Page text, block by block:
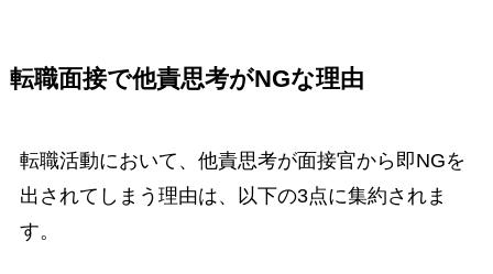
転職面接で他責思考がNGな理由
転職活動において、他責思考が面接官から即NGを
出されてしまう理由は、以下の3点に集約されま
す。